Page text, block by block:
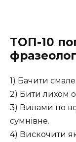
ТОП-10
1) Бачити
2) Бити лихом
3) Вилами по
сумнівне.
4) Вискочити